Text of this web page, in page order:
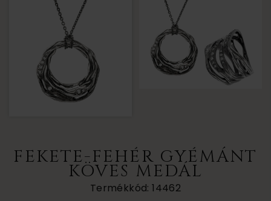
FEKETE-FEHÉR GYÉMÁNT
KÖVES MEDÁL
Termékkód: 14462